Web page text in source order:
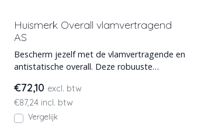
Huismerk Overall vlamvertragend
AS
Bescherm jezelf met de vlamvertragende en
antistatische overall. Deze robuuste
€72,10 excl. btw
€87,24 incl. btw
Vergelijk